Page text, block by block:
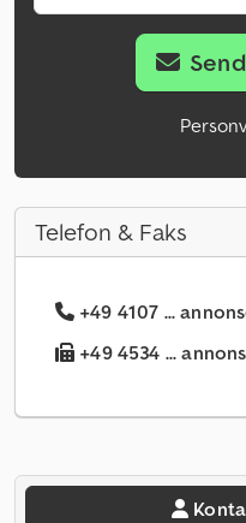
Telefon & Faks
+49 4107 ...
+49 4534 ...